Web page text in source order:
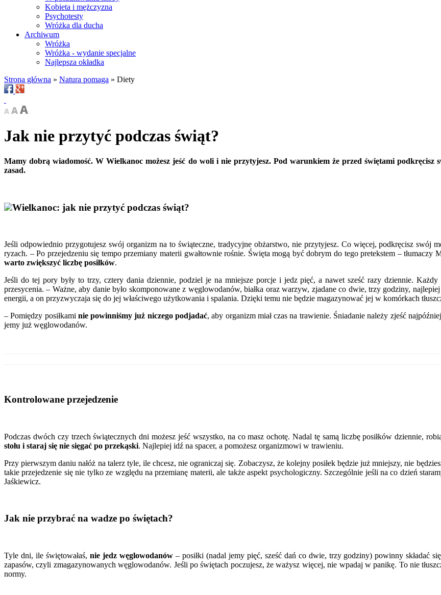
Kobieta i mężczyzna
Psychotesty
Wróżka dla ducha
Archiwum
Wróżka
Wróżka - wydanie specjalne
Najlepsza okładka
Strona główna » Natura pomaga » Diety
Jak nie przytyć podczas świąt?
Mamy dobrą wiadomość. W Wielkanoc możesz jeść do woli i nie przytyjesz. Pod warunkiem że przed świętami
zasad.
Wielkanoc: jak nie przytyć podczas świąt?
Jeśli odpowiednio przygotujesz swój organizm na to świąteczne, tradycyjne obżarstwo, nie przytyjesz. Co więcej, podkręcisz swój
ryzach. – Po przejedzeniu się tempo przemiany materii gwałtownie rośnie. Święta mogą być dobrym do tego pretekstem – tłumaczy
warto zwiększyć liczbę posiłków.
Jeśli do tej pory były to trzy, cztery dania dziennie, podziel je na mniejsze porcje i jedz pięć, a nawet sześć razy dziennie.
przesycenia. – Ważne, aby danie było skomponowane z węglowodanów, białka oraz warzyw, zjadane co dwie, trzy godziny,
energii, a on przyzwyczaja się do jej właściwego użytkowania i spalania. Dzięki temu nie będzie magazynować jej w komórkach
– Pomiędzy posiłkami nie powinniśmy już niczego podjadać, aby organizm miał czas na trawienie. Śniadanie należy zjeść
jemy już węglowodanów.
Kontrolowane przejedzenie
Podczas dwóch czy trzech świątecznych dni możesz jeść wszystko, na co masz ochotę. Nadal tę samą liczbę posiłków dziennie,
stołu i staraj się nie sięgać po przekąski. Najlepiej idź na spacer, a pomożesz organizmowi w trawieniu.
Przy pierwszym daniu nałóż na talerz tyle, ile chcesz, nie ograniczaj się. Zobaczysz, że kolejny posiłek będzie już mniejszy, nie
takie przejedzenie się nie tylko ze względu na przemianę materii, ale także aspekt psychologiczny. Szczególnie jeśli na co dzień
Jaśkiewicz.
Jak nie przybrać na wadze po świętach?
Tyle dni, ile świętowałaś, nie jedz węglowodanów– posiłki (nadal jemy pięć, sześć dań co dwie, trzy godziny) powinny składać
zapasów, czyli zmagazynowanych węglowodanów. Jeśli po świętach poczujesz, że ważysz więcej, nie wpadaj w panikę. To nie
normy.